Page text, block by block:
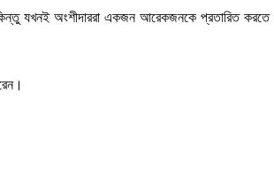
যখনই অংশীদাররা একজন আরেকজনকে প্রতারিত